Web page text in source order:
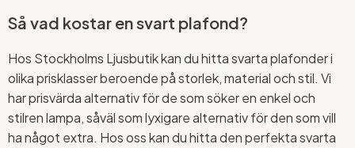
Så vad kostar en svart plafond?
Hos Stockholms Ljusbutik kan du hitta svarta plafonder i
olika prisklasser beroende på storlek, material och stil. Vi
har prisvärda alternativ för de som söker en enkel och
stilren lampa, såväl som lyxigare alternativ för den som vill
ha något extra. Hos oss kan du hitta den perfekta svarta